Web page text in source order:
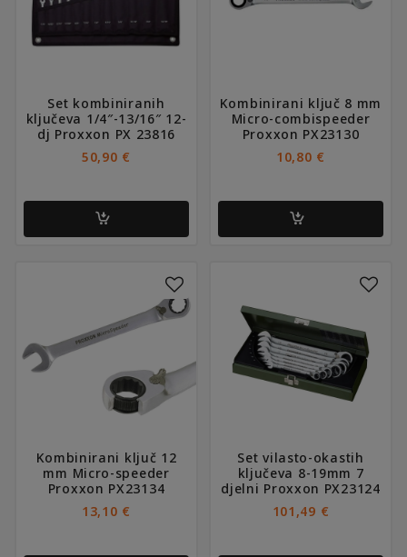
Set kombiniranih
ključeva 1/4″-13/16″ 12-
dj Proxxon PX 23816
50,90 €
Kombinirani ključ 8 mm
Micro-combispeeder
Proxxon PX23130
10,80 €
Kombinirani ključ 12
mm Micro-speeder
Proxxon PX23134
13,10 €
Set vilasto-okastih
ključeva 8-19mm 7
djelni Proxxon PX23124
101,49 €